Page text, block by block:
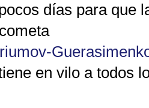
días para que
en vilo a todos